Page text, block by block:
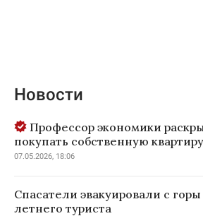
Новости
Профессор экономики
покупать собственную квартиру
07.05.2026, 18:06
Спасатели эвакуировали с
летнего туриста